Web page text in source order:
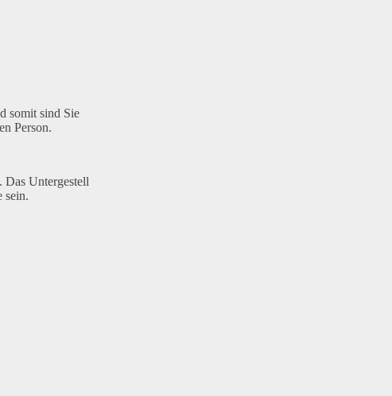
somit sind Sie
Person.
Das Untergestell
sein.